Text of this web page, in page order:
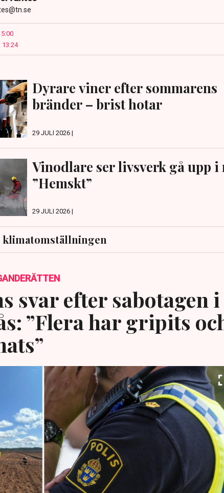
13:24
Dyrare viner efter sommarens
bränder – brist hotar
29 JULI 2026 |
Vinodlare ser livsverk gå upp i
”Hemskt”
29 JULI 2026 |
klimatomställningen
svar efter sabotagen i
”Flera har gripits